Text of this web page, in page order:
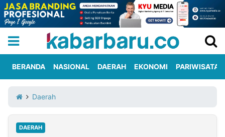
Iklan
Berita
Kami
BERANDA NASIONAL DAERAH EKONOMI PARIWISATA
Daerah
DAERAH